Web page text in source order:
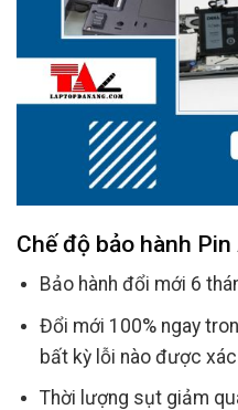
Chế độ bảo hành Pin
Bảo hành đổi mới 6
Đổi mới 100% ngay
bất kỳ lỗi nào được
Thời lượng sụt giảm